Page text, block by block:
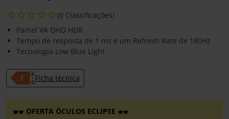
(0 Classificações)
Painel VA QHD HDR
Tempo de resposta de 1 ms e um Refresh Rate de 180Hz
Tecnologia Low Blue Light
Ficha técnica
OFERTA ÓCULOS ECLIPSE